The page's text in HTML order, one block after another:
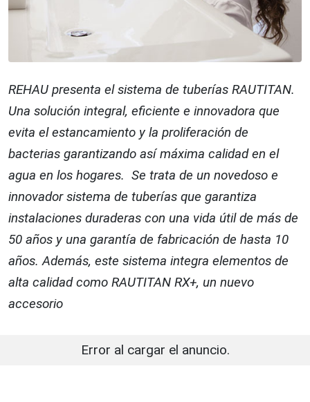
REHAU presenta el sistema de tuberías RAUTITAN.
Una solución integral, eficiente e innovadora que
evita el estancamiento y la proliferación de
bacterias garantizando así máxima calidad en el
agua en los hogares. Se trata de un novedoso e
innovador sistema de tuberías que garantiza
instalaciones duraderas con una vida útil de más de
50 años y una garantía de fabricación de hasta 10
años. Además, este sistema integra elementos de
alta calidad como RAUTITAN RX+, un nuevo
accesorio
Error al cargar el anuncio.